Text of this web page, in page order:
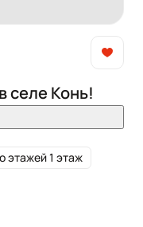
селе Конь!
этажей 1 этаж